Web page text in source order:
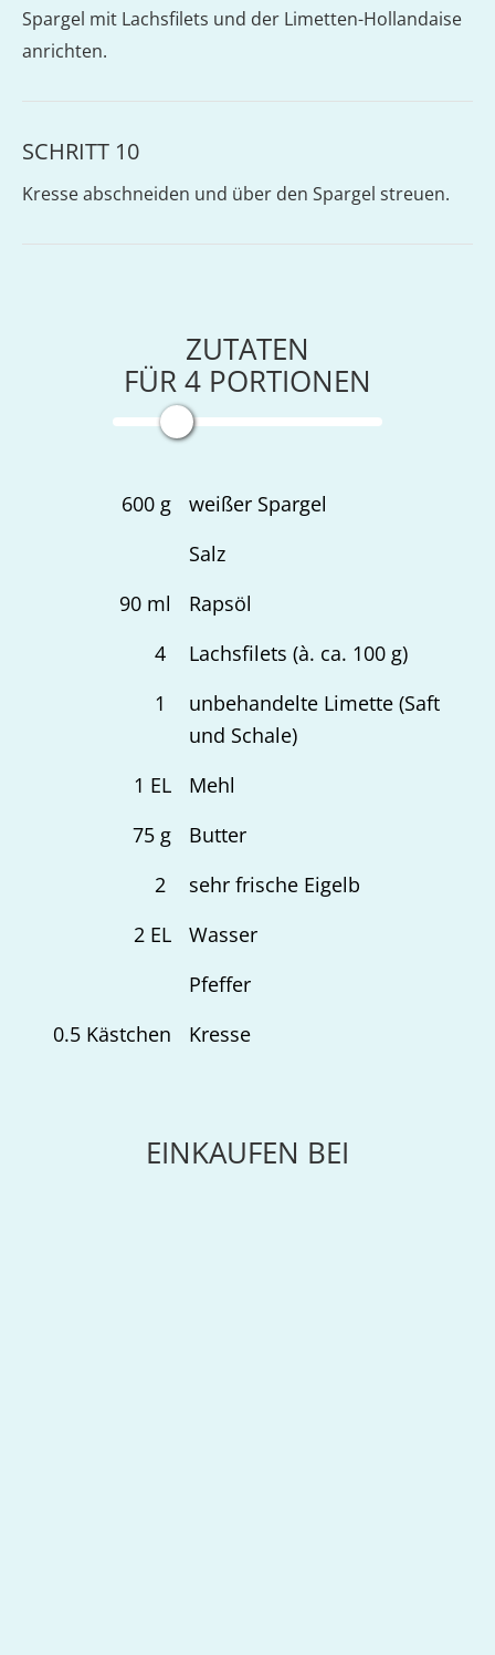
Spargel mit Lachsfilets und der Limetten-Hollandaise
anrichten.
SCHRITT 10
Kresse abschneiden und über den Spargel streuen.
ZUTATEN
FÜR4 PORTIONEN
600g
weißer Spargel
Salz
90ml
Rapsöl
4
Lachsfilets (à. ca. 100 g)
1
unbehandelte Limette (Saft
und Schale)
1 EL
Mehl
75g
Butter
2
sehr frische Eigelb
2EL
Wasser
Pfeffer
0.5Kästchen Kresse
EINKAUFEN BEI